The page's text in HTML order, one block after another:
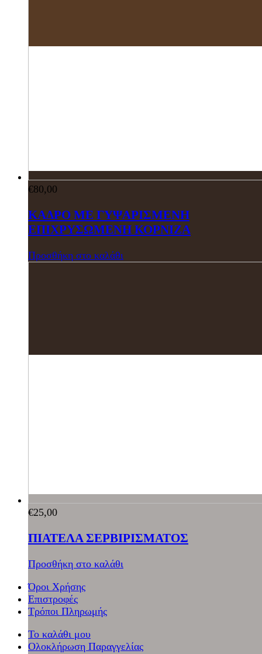
€80,00
ΚΑΔΡΟ ΜΕ ΓΥΨΑΡΙΣΜΕΝΗ
ΕΠΙΧΡΥΣΩΜΕΝΗ ΚΟΡΝΙΖΑ
Προσθήκη στο καλάθι
€25,00
ΠΙΑΤΕΛΑ ΣΕΡΒΙΡΙΣΜΑΤΟΣ
Προσθήκη στο καλάθι
Όροι Χρήσης
Επιστροφές
Τρόποι Πληρωμής
Το καλάθι μου
Ολοκλήρωση Παραγγελίας